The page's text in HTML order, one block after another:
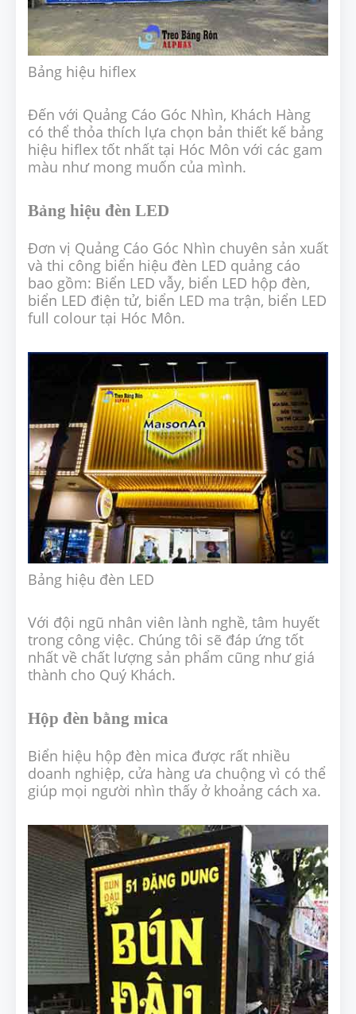
Bảng hiệu hiflex
Đến với Quảng Cáo Góc Nhìn, Khách Hàng
có thể thỏa thích lựa chọn bản thiết kế bảng
hiệu hiflex tốt nhất tại Hóc Môn với các gam
màu như mong muốn của mình.
Bảng hiệu đèn LED
Đơn vị Quảng Cáo Góc Nhìn chuyên sản xuất
và thi công biển hiệu đèn LED quảng cáo
bao gồm: Biển LED vẫy, biển LED hộp đèn,
biển LED điện tử, biển LED ma trận, biển LED
full colour tại Hóc Môn.
Bảng hiệu đèn LED
Với đội ngũ nhân viên lành nghề, tâm huyết
trong công việc. Chúng tôi sẽ đáp ứng tốt
nhất về chất lượng sản phẩm cũng như giá
thành cho Quý Khách.
Hộp đèn bằng mica
Biển hiệu hộp đèn mica được rất nhiều
doanh nghiệp, cửa hàng ưa chuộng vì có thể
giúp mọi người nhìn thấy ở khoảng cách xa.